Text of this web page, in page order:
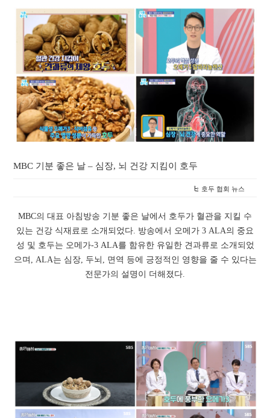
MBC 기분 좋은 날 – 심장, 뇌 건강 지킴이 호두
호두 협회 뉴스
MBC의 대표 아침방송 기분 좋은 날에서 호두가 혈관을 지킬 수
있는 건강 식재료로 소개되었다. 방송에서 오메가 3 ALA의 중요
성 및 호두는 오메가-3 ALA를 함유한 유일한 견과류로 소개되었
으며, ALA는 심장, 두뇌, 면역 등에 긍정적인 영향을 줄 수 있다는
전문가의 설명이 더해졌다.